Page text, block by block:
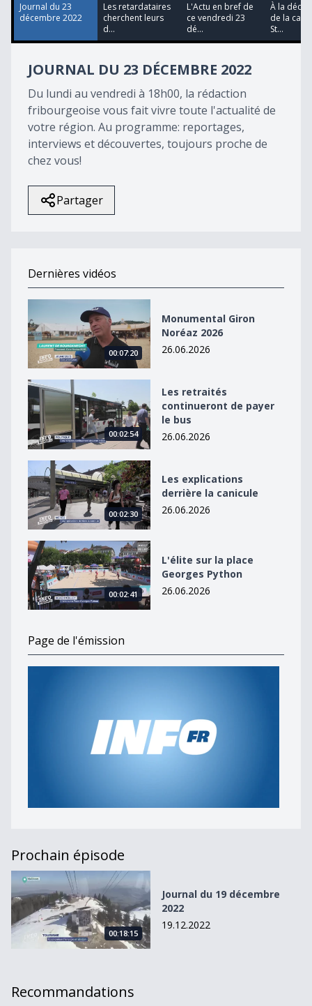
19
seconds
Journal du 23
décembre 2022
Les retardataires
cherchent leurs
d...
L'Actu en bref de
ce vendredi 23
dé...
À la
de la
St...
JOURNAL DU 23 DÉCEMBRE 2022
Du lundi au vendredi à 18h00, la rédaction
fribourgeoise vous fait vivre toute l'actualité de
votre région. Au programme: reportages,
interviews et découvertes, toujours proche de
chez vous!
Partager
Dernières vidéos
Monumental Giron Noréaz 2026
00:07:20
Monumental Giron
Noréaz 2026
26.06.2026
Les retraités continueront de payer le bus
00:02:54
Les retraités
continueront de payer
le bus
26.06.2026
Les explications derrière la canicule
00:02:30
Les explications
derrière la canicule
26.06.2026
L&#039;élite sur la place Georges Python
00:02:41
L'élite sur la place
Georges Python
26.06.2026
Page de l'émission
Prochain épisode
Journal du 19 décembre 2022
00:18:15
Journal du 19 décembre
2022
19.12.2022
Recommandations